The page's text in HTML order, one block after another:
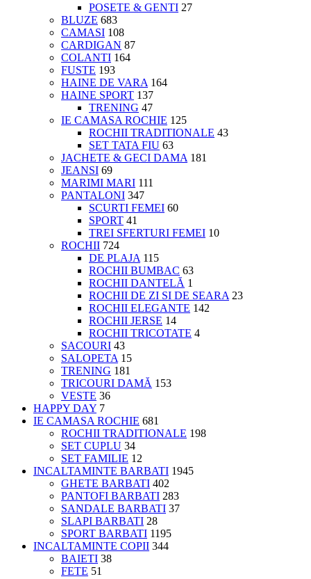
POSETE & GENTI 27
BLUZE 683
CAMASI 108
CARDIGAN 87
COLANTI 164
FUSTE 193
HAINE DE VARA 164
HAINE SPORT 137
TRENING 47
IE CAMASA ROCHIE 125
ROCHII TRADITIONALE 43
SET TATA FIU 63
JACHETE & GECI DAMA 181
JEANSI 69
MARIMI MARI 111
PANTALONI 347
SCURTI FEMEI 60
SPORT 41
TREI SFERTURI FEMEI 10
ROCHII 724
DE PLAJA 115
ROCHII BUMBAC 63
ROCHII DANTELĂ 1
ROCHII DE ZI SI DE SEARA 23
ROCHII ELEGANTE 142
ROCHII JERSE 14
ROCHII TRICOTATE 4
SACOURI 43
SALOPETA 15
TRENING 181
TRICOURI DAMĂ 153
VESTE 36
HAPPY DAY 7
IE CAMASA ROCHIE 681
ROCHII TRADITIONALE 198
SET CUPLU 34
SET FAMILIE 12
INCALTAMINTE BARBATI 1945
GHETE BARBATI 402
PANTOFI BARBATI 283
SANDALE BARBATI 37
SLAPI BARBATI 28
SPORT BARBATI 1195
INCALTAMINTE COPII 344
BAIETI 38
FETE 51